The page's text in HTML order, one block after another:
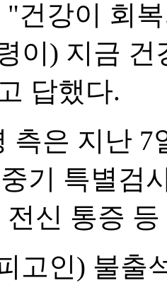
"건강이 회
이) 지금
답했다.
측은 지난
기 특별검
신 통증
고인) 불출